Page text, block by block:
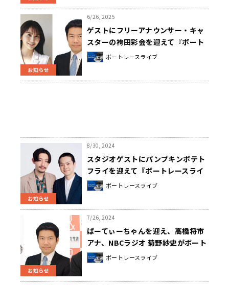
ネットでオンエア
お知らせ
6/26, 2025
ゲストにフリーアナウンサー・キャ
スターの袴田彩会を迎えて『ボート
レースライブ SG 第35回グラン
ドチャンピオン優勝戦 実況中継』
ボートレースライブ
お知らせ
8/30, 2024
スタジオゲストにパンプキンポテト
フライを迎えて『ボートレースライ
ブSG第70回 ボートレースメモリア
ル優勝戦 実況中継』9/1（日）午後8
ア
ボートレースライブ
お知らせ
7/26, 2024
ぱーてぃーちゃんを迎え、高橋将市
アナ、NBCラジオ 菊野紗史がボート
レース大村から中継 『ボートレース
ライブ SG 第29回オーシャンカッ
ボートレースライブ